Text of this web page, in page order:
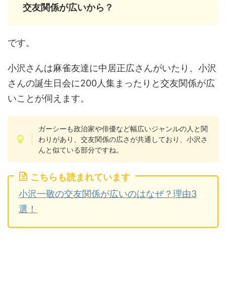
交友関係が広いから？
です。
小沢さんは麻雀友達に中居正広さんがいたり、小沢
さんの誕生日会に200人集まったりと交友関係が広
いことが伺えます。
ガーシーも政治家や俳優など幅広いジャンルの人と関
わりがあり、交友関係の広さが共通しており、小沢さ
んと似ている部分ですね。
こちらも読まれています
小沢一敬の交友関係が広いのはなぜ？理由3
選！